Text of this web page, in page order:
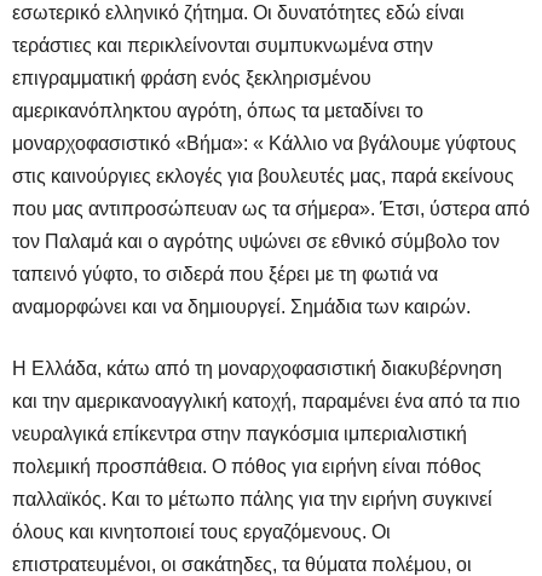
εσωτερικό ελληνικό ζήτημα. Οι δυνατότητες εδώ είναι
τεράστιες και περικλείνονται συμπυκνωμένα στην
επιγραμματική φράση ενός ξεκληρισμένου
αμερικανόπληκτου αγρότη, όπως τα μεταδίνει το
μοναρχοφασιστικό «Βήμα»: « Κάλλιο να βγάλουμε γύφτους
στις καινούργιες εκλογές για βουλευτές μας, παρά εκείνους
που μας αντιπροσώπευαν ως τα σήμερα». Έτσι, ύστερα από
τον Παλαμά και ο αγρότης υψώνει σε εθνικό σύμβολο τον
ταπεινό γύφτο, το σιδερά που ξέρει με τη φωτιά να
αναμορφώνει και να δημιουργεί. Σημάδια των καιρών.
Η Ελλάδα, κάτω από τη μοναρχοφασιστική διακυβέρνηση
και την αμερικανοαγγλική κατοχή, παραμένει ένα από τα πιο
νευραλγικά επίκεντρα στην παγκόσμια ιμπεριαλιστική
πολεμική προσπάθεια. Ο πόθος για ειρήνη είναι πόθος
παλλαϊκός. Και το μέτωπο πάλης για την ειρήνη συγκινεί
όλους και κινητοποιεί τους εργαζόμενους. Οι
επιστρατευμένοι, οι σακάτηδες, τα θύματα πολέμου, οι